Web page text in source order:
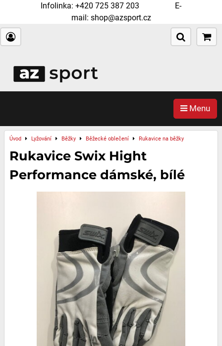
Infolinka: +420 725 387 203 E-
mail: shop@azsport.cz
Menu
Úvod Lyžování Běžky Běžecké oblečení Rukavice na běžky
Rukavice Swix Hight
Performance dámské, bílé